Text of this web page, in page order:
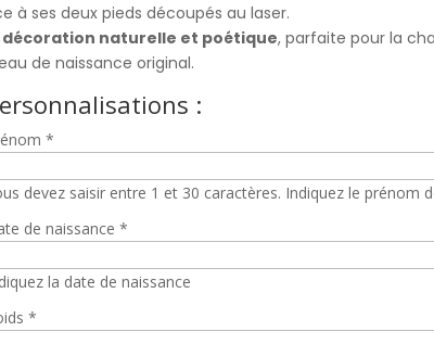
à ses deux pieds découpés au laser.
décoration naturelle et poétique, parfaite pour la
de naissance original.
:
*
devez saisir entre 1 et 30 caractères. Indiquez le prénom
de naissance *
la date de naissance
*